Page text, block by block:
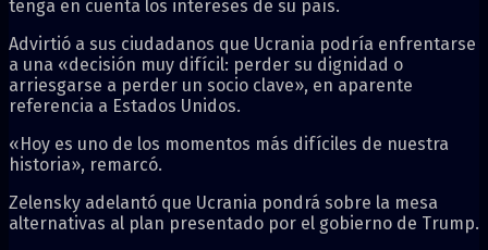
tenga en cuenta los intereses de su país.
Advirtió a sus ciudadanos que Ucrania podría enfrentarse
a una «decisión muy difícil: perder su dignidad o
arriesgarse a perder un socio clave», en aparente
referencia a Estados Unidos.
«Hoy es uno de los momentos más difíciles de nuestra
historia», remarcó.
Zelensky adelantó que Ucrania pondrá sobre la mesa
alternativas al plan presentado por el gobierno de Trump.